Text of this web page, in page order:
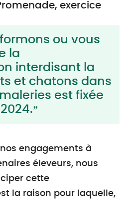
exercice
ou vous
la
interdisant la
et chatons dans
est fixée
engagements à
éleveurs, nous
cette
la raison pour laquelle,